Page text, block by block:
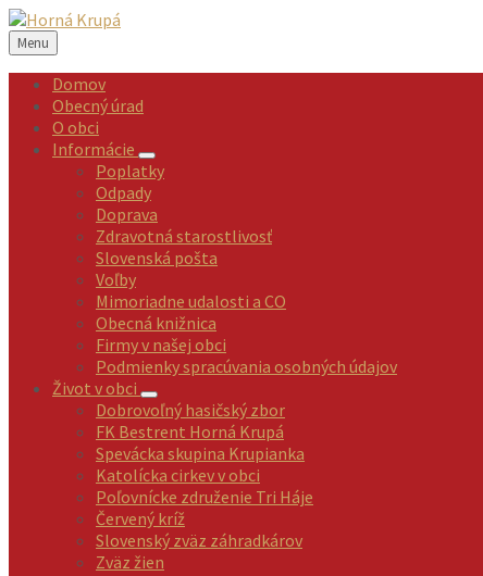
Preskočiť
na
obsah
Preskočiť
na
ľavý
panel
Preskočiť
na
pätičku
Menu
Domov
Obecný úrad
O obci
Informácie
Poplatky
Odpady
Doprava
Zdravotná starostlivosť
Slovenská pošta
Voľby
Mimoriadne udalosti a CO
Obecná knižnica
Firmy v našej obci
Podmienky spracúvania osobných údajov
Život v obci
Dobrovoľný hasičský zbor
FK Bestrent Horná Krupá
Spevácka skupina Krupianka
Katolícka cirkev v obci
Poľovnícke združenie Tri Háje
Červený kríž
Slovenský zväz záhradkárov
Zväz žien